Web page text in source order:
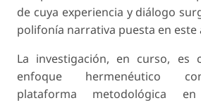
de cuya experiencia y diálogo
polifonía narrativa puesta en este
La investigación, en curso, es
enfoque hermenéutico
plataforma metodológica